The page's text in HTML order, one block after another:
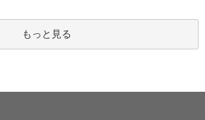
もっと見る